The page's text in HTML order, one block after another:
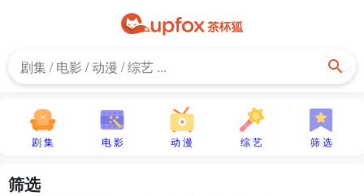
剧 集 电 影 动 漫 综 艺 筛 选
筛选